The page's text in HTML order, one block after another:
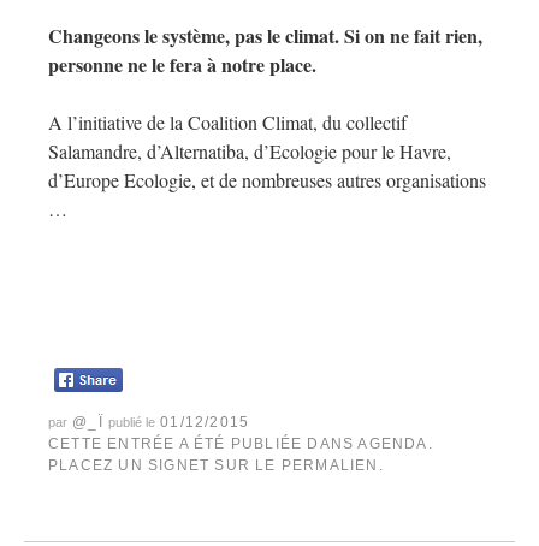
Changeons le système, pas le climat. Si on ne fait rien,
personne ne le fera à notre place.
A l’initiative de la Coalition Climat, du collectif
Salamandre, d’Alternatiba, d’Ecologie pour le Havre,
d’Europe Ecologie, et de nombreuses autres organisations
…
par @_Ï publié le 01/12/2015
CETTE ENTRÉE A ÉTÉ PUBLIÉE DANSAGENDA
PLACEZ UN SIGNET SUR LE PERMALIEN